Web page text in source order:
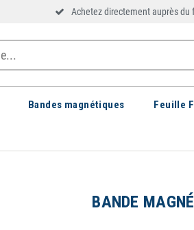
Achetez directement auprès du
Bandes magnétiques Feuille
BANDE